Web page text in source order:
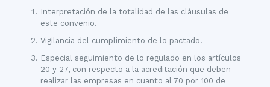
Interpretación de la totalidad de las cláusulas de
este convenio.
Vigilancia del cumplimiento de lo pactado.
Especial seguimiento de lo regulado en los artículos
20 y 27, con respecto a la acreditación que deben
realizar las empresas en cuanto al 70 por 100 de